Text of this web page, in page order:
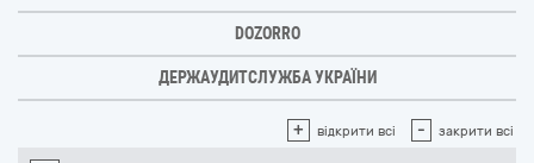
DOZORRO
ДЕРЖАУДИТСЛУЖБА УКРАЇНИ
+ відкрити всі - закрити всі